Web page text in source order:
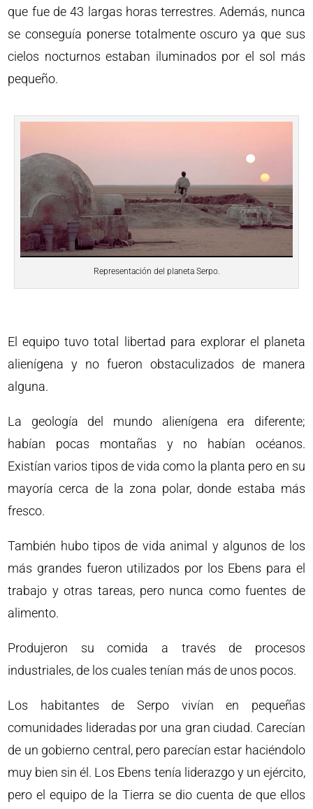
que fue de 43 largas horas terrestres. Además, nunca
se conseguía ponerse totalmente oscuro ya que sus
cielos nocturnos estaban iluminados por el sol más
pequeño.
Representación del planeta Serpo.
El equipo tuvo total libertad para explorar el planeta
alienígena y no fueron obstaculizados de manera
alguna.
La geología del mundo alienígena era diferente;
habían pocas montañas y no habían océanos.
Existían varios tipos de vida como la planta pero en su
mayoría cerca de la zona polar, donde estaba más
fresco.
También hubo tipos de vida animal y algunos de los
más grandes fueron utilizados por los Ebens para el
trabajo y otras tareas, pero nunca como fuentes de
alimento.
Produjeron su comida a través de procesos
industriales, de los cuales tenían más de unos pocos.
Los habitantes de Serpo vivían en pequeñas
comunidades lideradas por una gran ciudad. Carecían
de un gobierno central, pero parecían estar haciéndolo
muy bien sin él. Los Ebens tenía liderazgo y un ejército,
pero el equipo de la Tierra se dio cuenta de que ellos